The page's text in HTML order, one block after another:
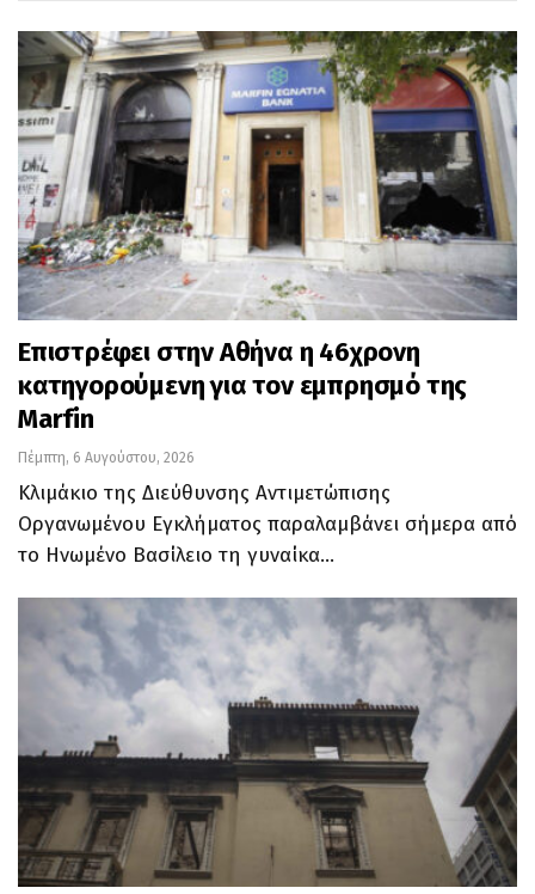
Επιστρέφει στην Αθήνα η 46χρονη
κατηγορούμενη για τον εμπρησμό της
Marfin
Πέμπτη, 6 Αυγούστου, 2026
Κλιμάκιο της Διεύθυνσης Αντιμετώπισης
Οργανωμένου Εγκλήματος παραλαμβάνει σήμερα από
το Ηνωμένο Βασίλειο τη γυναίκα…